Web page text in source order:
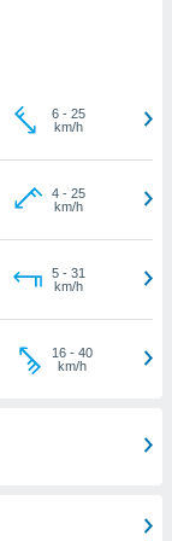
6- 25
km/h
4- 25
km/h
5- 31
km/h
16- 40
km/h